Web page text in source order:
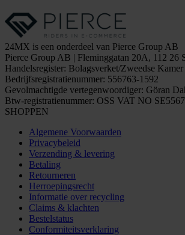
24MX is een onderdeel van Pierce Group AB
Pierce Group AB | Fleminggatan 20A, 112 26
Handelsregister: Bolagsverket/Zweedse
Bedrijfsregistratienummer: 556763-1592
Gevolmachtigde vertegenwoordiger: Göran
Btw-registratienummer: OSS VAT NO
SHOPPEN
Algemene Voorwaarden
Privacybeleid
Verzending & levering
Betaling
Retourneren
Herroepingsrecht
Informatie over recycling
Claims & klachten
Bestelstatus
Conformiteitsverklaring